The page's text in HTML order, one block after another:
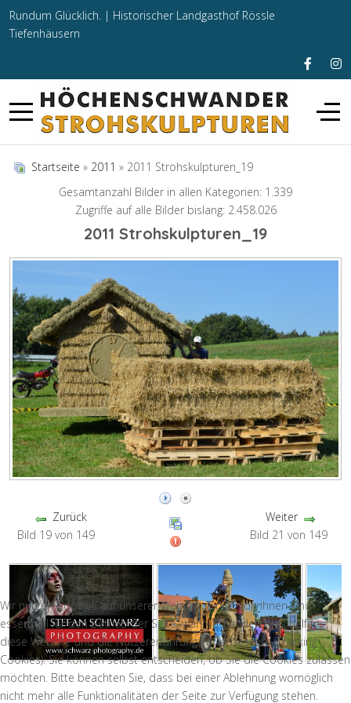
Rundum Glücklich. | Historischer Landgasthof Rössle
Tiefenhäusern
Startseite » 2011 » 2011 Strohskulpturen_19
Gesamtanzahl Bilder in allen Kategorien: 1.339
Zugriffe auf alle Bilder bislang: 2.458.026
2011 Strohskulpturen_19
Zurück
Bild 19 von 149
Weiter
Bild 21 von 149
Wir nutzen Cookies auf unserer Website. Einige von ihnen sind
essenziell für den Betrieb der Seite, während andere uns helfen,
diese Website und die Nutzererfahrung zu verbessern (Tracking
Cookies). Sie können selbst entscheiden, ob Sie die Cookies zulassen
möchten. Bitte beachten Sie, dass bei einer Ablehnung womöglich
nicht mehr alle Funktionalitäten der Seite zur Verfügung stehen.